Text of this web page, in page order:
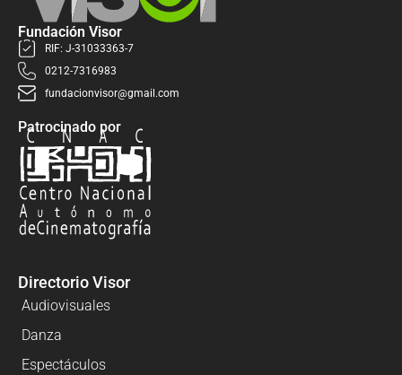
Fundación Visor
RIF: J-31033363-7
0212-7316983
fundacionvisor@gmail.com
Patrocinado por
Directorio Visor
Audiovisuales
Danza
Espectáculos